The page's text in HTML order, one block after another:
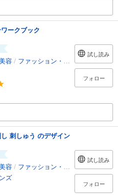
ークブック
容 / ファッション・美容
試し読み
フォロー
刺しゅう のデザイン
容 / ファッション・美容
ズ
試し読み
フォロー